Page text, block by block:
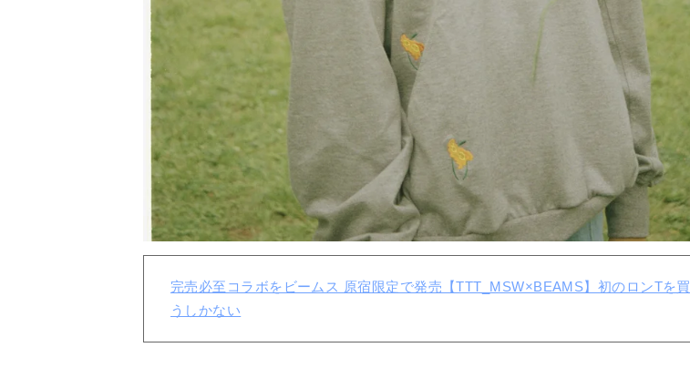
完売必至コラボをビームス 原宿限定で発売【TTT_MSW×BEAMS】初のロンTを買
うしかない